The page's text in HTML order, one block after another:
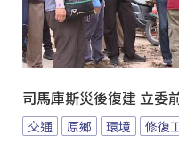
司馬庫斯災後復建 立委
交通 原鄉 環境 修復